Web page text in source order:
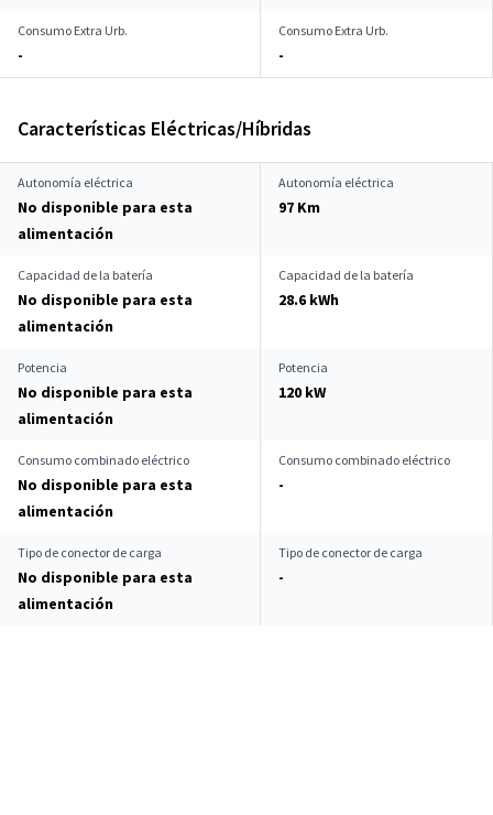
Consumo Extra Urb.
-
Consumo Extra Urb.
-
Características Eléctricas/Híbridas
Autonomía eléctrica
No disponible para esta
alimentación
Autonomía eléctrica
97 Km
Capacidad de la batería
No disponible para esta
alimentación
Capacidad de la batería
28.6 kWh
Potencia
No disponible para esta
alimentación
Potencia
120 kW
Consumo combinado eléctrico
No disponible para esta
alimentación
Consumo combinado eléctrico
-
Tipo de conector de carga
No disponible para esta
alimentación
Tipo de conector de carga
-